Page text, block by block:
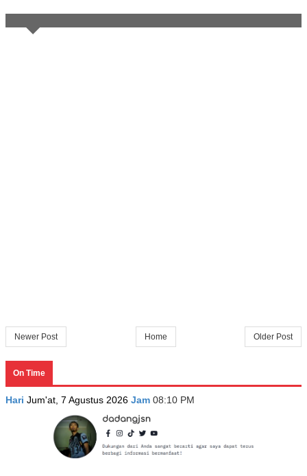
Newer Post Older Post
Home
On Time
Hari Jum'at, 7 Agustus 2026 Jam 08:10 PM